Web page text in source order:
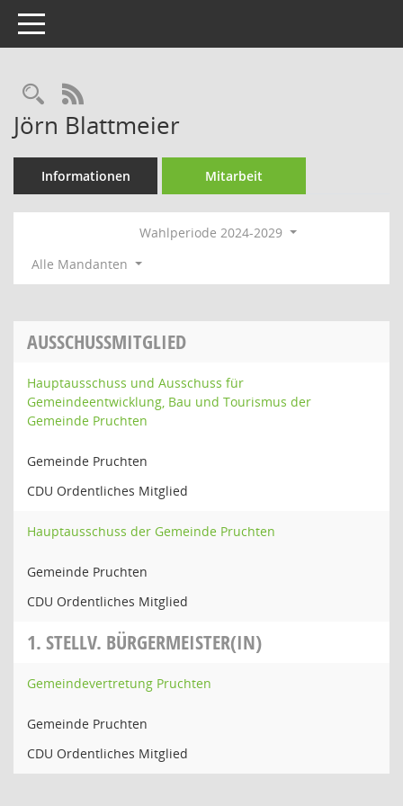
Toggle navigation
Rechercheauswahl
RSS-Feed
Jörn Blattmeier
Informationen Mitarbeit
Wahlperiode 2024-2029
Alle Mandanten
AUSSCHUSSMITGLIED
Hauptausschuss und Ausschuss für
Gemeindeentwicklung, Bau und Tourismus der
Gemeinde Pruchten
Gemeinde Pruchten
CDU Ordentliches Mitglied
Hauptausschuss der Gemeinde Pruchten
Gemeinde Pruchten
CDU Ordentliches Mitglied
1. STELLV. BÜRGERMEISTER(IN)
Gemeindevertretung Pruchten
Gemeinde Pruchten
CDU Ordentliches Mitglied